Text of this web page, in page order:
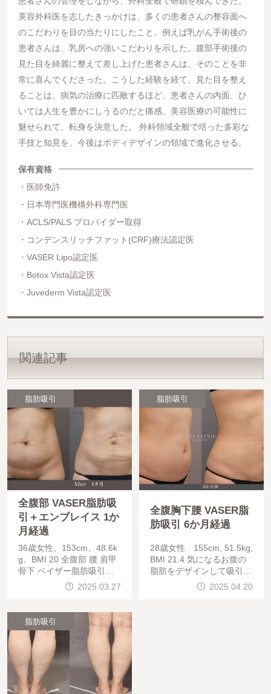
美容外科医を志したきっかけは、多くの患者さんの整容面へ
のこだわりを目の当たりにしたこと。例えば乳がん手術後の
患者さんは、乳房への強いこだわりを示した。腹部手術後の
見た目を綺麗に整えて差し上げた患者さんは、そのことを非
常に喜んでくださった。こうした経験を経て、見た目を整え
ることは、病気の治療に匹敵するほど、患者さんの内面、ひ
いては人生を豊かにしうるのだと痛感。美容医療の可能性に
魅せられて、転身を決意した。 外科領域全般で培った多彩な
手技と知見を、今後はボディデザインの領域で進化させる。
保有資格
医師免許
日本専門医機構外科専門医
ACLS/PALS プロバイダー取得
コンデンスリッチファット(CRF)療法認定医
VASER Lipo認定医
Botox Vista認定医
Juvederm Vista認定医
関連記事
脂肪吸引
全腹部 VASER脂肪吸
引＋エンブレイス 1か
月経過
36歳女性、153cm、48.6k
g、BMI 20 全腹部 腰 肩甲
骨下 ベイザー脂肪吸引に
、エンブレイス腹部４エリ
からもう一回り引
2025.03.27
脂肪吸引
全腹胸下腰 VASER脂
肪吸引 6か月経過
28歳女性 155cm, 51.5kg,
BMI 21.4 気になるお腹の
脂肪をデザインして吸引し
、綺麗に仕上がりました。
2025.04.20
脂肪吸引